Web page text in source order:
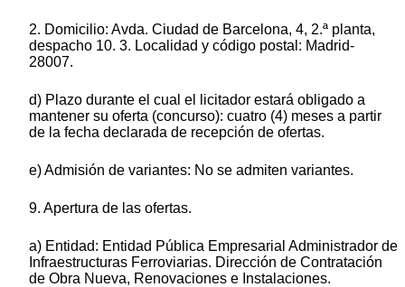
2. Domicilio: Avda. Ciudad de Barcelona, 4, 2.ª planta,
despacho 10. 3. Localidad y código postal: Madrid-
28007.
d) Plazo durante el cual el licitador estará obligado a
mantener su oferta (concurso): cuatro (4) meses a partir
de la fecha declarada de recepción de ofertas.
e) Admisión de variantes: No se admiten variantes.
9. Apertura de las ofertas.
a) Entidad: Entidad Pública Empresarial Administrador de
Infraestructuras Ferroviarias. Dirección de Contratación
de Obra Nueva, Renovaciones e Instalaciones.